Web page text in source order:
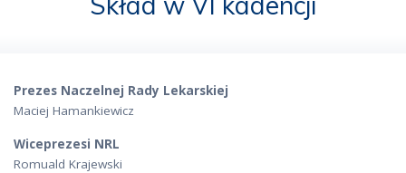
Prezes Naczelnej Rady Lekarskiej
Maciej Hamankiewicz
Wiceprezesi NRL
Romuald Krajewski